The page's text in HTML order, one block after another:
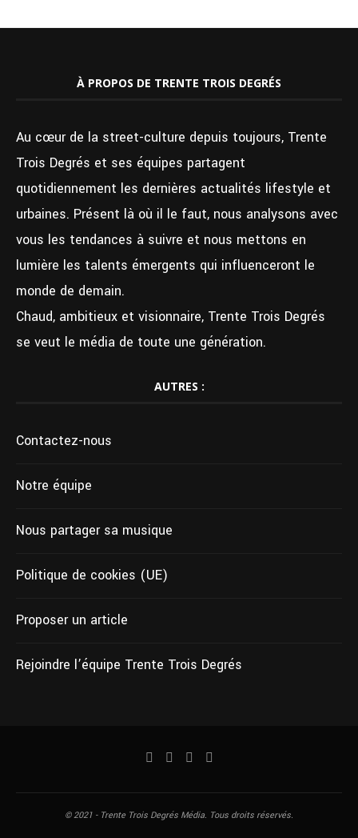
À PROPOS DE TRENTE TROIS DEGRÉS
Au cœur de la street-culture depuis toujours, Trente
Trois Degrés et ses équipes partagent
quotidiennement les dernières actualités lifestyle et
urbaines. Présent là où il le faut, nous analysons avec
vous les tendances à suivre et nous mettons en
lumière les talents émergents qui influenceront le
monde de demain.
Chaud, ambitieux et visionnaire, Trente Trois Degrés
se veut le média de toute une génération.
AUTRES :
Contactez-nous
Notre équipe
Nous partager sa musique
Politique de cookies (UE)
Proposer un article
Rejoindre l’équipe Trente Trois Degrés
© 2021 - Trente Trois Degrés Média. Tous droits réservés.